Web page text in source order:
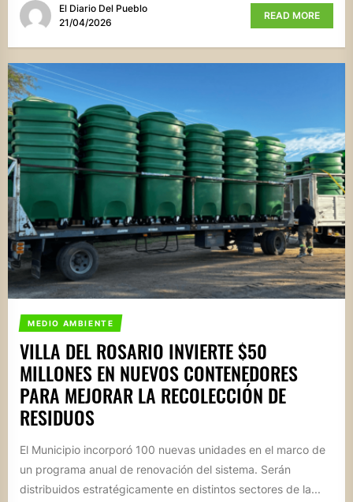
El Diario Del Pueblo
21/04/2026
READ MORE
MEDIO AMBIENTE
VILLA DEL ROSARIO INVIERTE $50
MILLONES EN NUEVOS CONTENEDORES
PARA MEJORAR LA RECOLECCIÓN DE
RESIDUOS
El Municipio incorporó 100 nuevas unidades en el marco de
un programa anual de renovación del sistema. Serán
distribuidos estratégicamente en distintos sectores de la...